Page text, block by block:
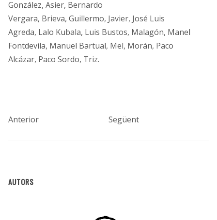
González, Asier, Bernardo
Vergara, Brieva, Guillermo, Javier, José Luis
Agreda, Lalo Kubala, Luis Bustos, Malagón, Manel
Fontdevila, Manuel Bartual, Mel, Morán, Paco
Alcázar, Paco Sordo, Triz.
Anterior Següent
AUTORS